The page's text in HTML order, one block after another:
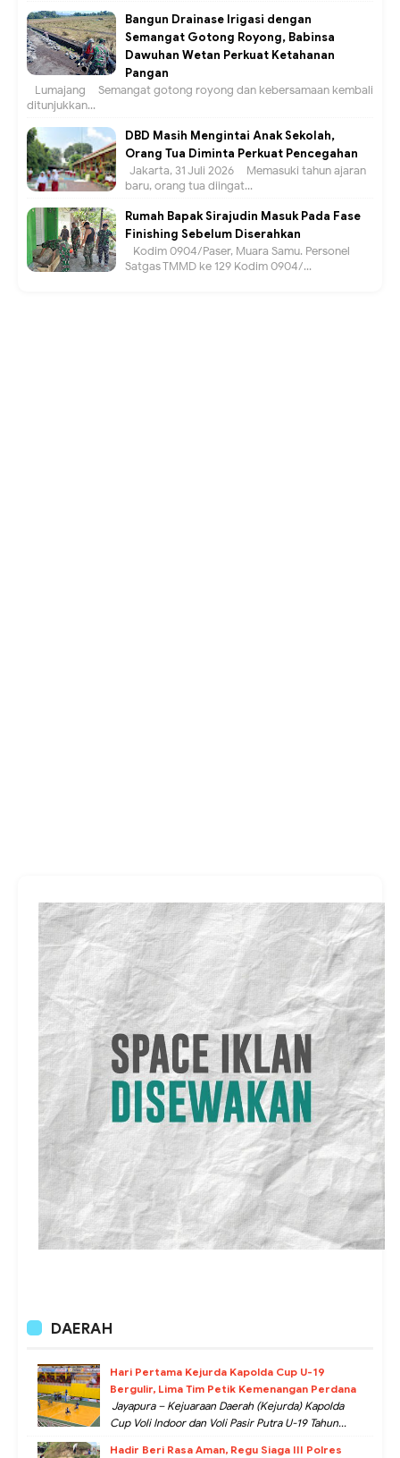
Bangun Drainase Irigasi dengan
Semangat Gotong Royong, Babinsa
Dawuhan Wetan Perkuat Ketahanan
Pangan
Lumajang – Semangat gotong royong dan kebersamaan kembali
ditunjukkan...
DBD Masih Mengintai Anak Sekolah,
Orang Tua Diminta Perkuat Pencegahan
Jakarta, 31 Juli 2026 – Memasuki tahun ajaran
baru, orang tua diingat...
Rumah Bapak Sirajudin Masuk Pada Fase
Finishing Sebelum Diserahkan
Kodim 0904/Paser, Muara Samu. Personel
Satgas TMMD ke 129 Kodim 0904/...
DAERAH
Hari Pertama Kejurda Kapolda Cup U-19
Bergulir, Lima Tim Petik Kemenangan Perdana
Jayapura – Kejuaraan Daerah (Kejurda) Kapolda
Cup Voli Indoor dan Voli Pasir Putra U-19 Tahun...
Hadir Beri Rasa Aman, Regu Siaga III Polres